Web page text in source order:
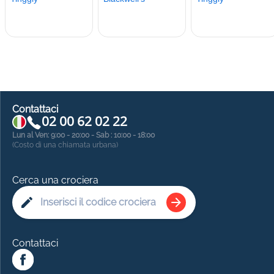
Contattaci
02 00 62 02 22
Lun al Ven: 9:00 - 20:00 - Sab : 10:00 - 18:00
(Costo di una chiamata urbana)
Cerca una crociera
Contattaci